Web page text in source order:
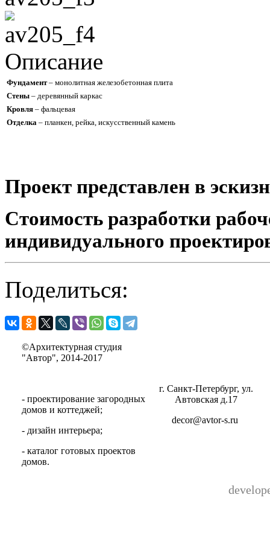
Описание
Фундамент– монолитная железобетонная плита
Стены – деревянный каркас
Кровля – фальцевая
Отделка – планкен, рейка, искусственный камень
Проект представлен в
Стоимость разработки
индивидуального
Поделиться:
©Архитектурная студия
"Автор", 2014-2017
- проектирование загородных
домов и коттеджей;
- дизайн интерьера;
- каталог готовых проектов
домов.
г. Санкт-Петербург, ул.
Автовская д.17
decor@avtor-s.ru